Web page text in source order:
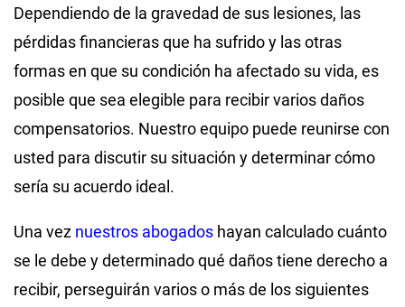
Dependiendo de la gravedad de sus lesiones, las
pérdidas financieras que ha sufrido y las otras
formas en que su condición ha afectado su vida, es
posible que sea elegible para recibir varios daños
compensatorios. Nuestro equipo puede reunirse con
usted para discutir su situación y determinar cómo
sería su acuerdo ideal.
Una vez nuestros abogados hayan calculado cuánto
se le debe y determinado qué daños tiene derecho a
recibir, perseguirán varios o más de los siguientes